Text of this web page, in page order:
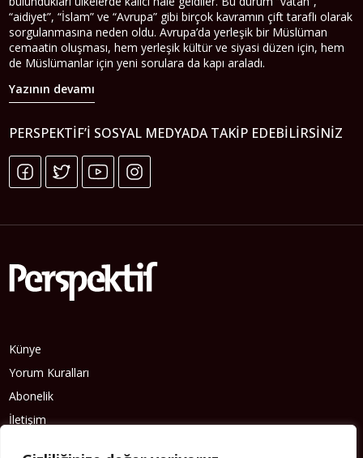
“aidiyet”, “İslam” ve “Avrupa” gibi birçok kavramın çift taraflı olarak
sorgulanmasına neden oldu. Avrupa’da yerleşik bir Müslüman
cemaatin oluşması, hem yerleşik kültür ve siyasi düzen için, hem
de Müslümanlar için yeni sorulara da kapı araladı.
Yazının devamı
PERSPEKTIF’I SOSYAL MEDYADA TAKIP EDEBILIRSINIZ
Künye
Yorum Kuralları
Abonelik
İletişim